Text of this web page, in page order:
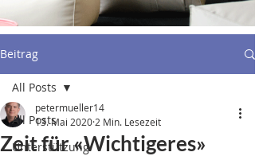
Beitrag
All Posts
Unterstützung
All Posts
Zeit für «Wichtigeres»
petermueller14
13. Mai 2020 2 Min. Lesezeit